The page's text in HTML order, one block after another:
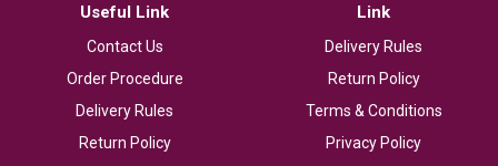
Useful Link
Contact Us
Order Procedure
Delivery Rules
Return Policy
Link
Delivery Rules
Return Policy
Terms & Conditions
Privacy Policy